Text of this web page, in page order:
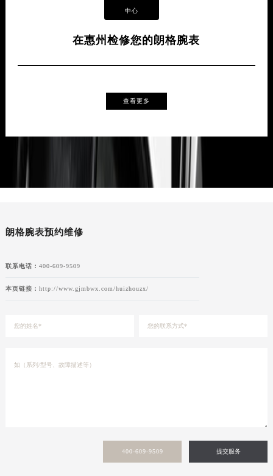
中心
在惠州检修您的朗格腕表
查看更多
朗格腕表预约维修
联系电话： 400-609-9509
本页链接： http://www.gjmbwx.com/huizhouzx/
400-609-9509 提交服务